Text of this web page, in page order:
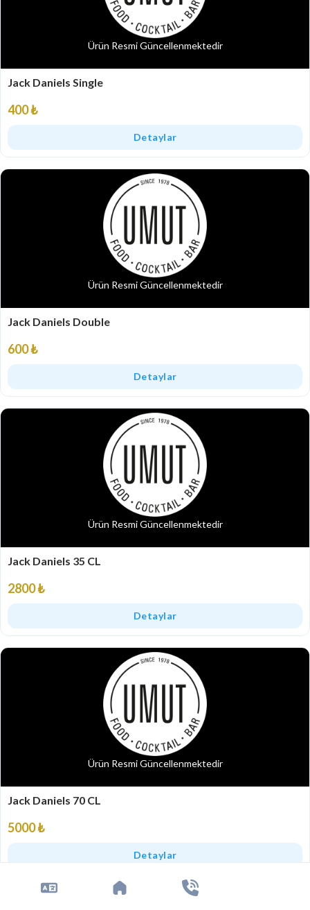
Ürün Resmi Güncellenmektedir
Jack Daniels Single
400 ₺
Detaylar
Ürün Resmi Güncellenmektedir
Jack Daniels Double
600 ₺
Detaylar
Ürün Resmi Güncellenmektedir
Jack Daniels 35 CL
2800 ₺
Detaylar
Ürün Resmi Güncellenmektedir
Jack Daniels 70 CL
5000 ₺
Detaylar